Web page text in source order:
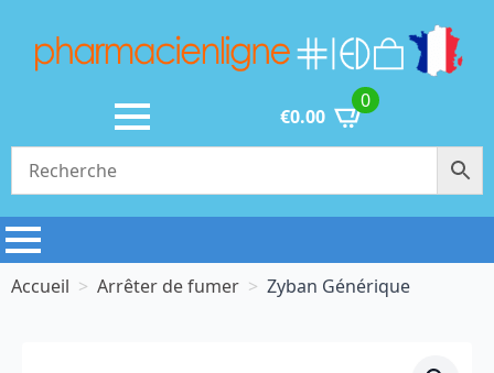
€0.00
0
Accueil Arrêter de fumer Zyban Générique